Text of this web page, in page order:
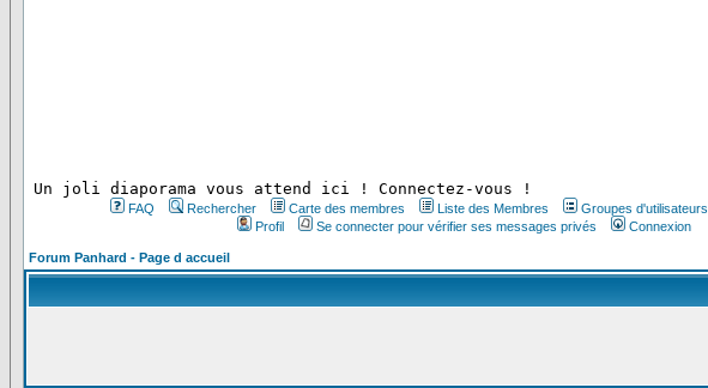
Un joli diaporama vous attend ici ! Connectez-vous !
FAQ Rechercher Carte des membres Liste des Membres Groupes d'utilisateurs
Profil
Se connecter pour vérifier ses messages privés Connexion
Forum Panhard - Page d accueil